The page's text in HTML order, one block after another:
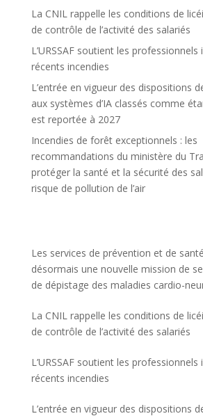
La CNIL rappelle les conditions de
de contrôle de l’activité des salariés
L’URSSAF soutient les
récents incendies
L’entrée en vigueur des dispositions
aux systèmes d’IA classés comme
est reportée à 2027
Incendies de forêt exceptionnels : les
recommandations du ministère du
protéger la santé et la sécurité des
risque de pollution de l’air
Les services de prévention et de
désormais une nouvelle mission de
de dépistage des maladies cardio-
La CNIL rappelle les conditions de
de contrôle de l’activité des salariés
L’URSSAF soutient les
récents incendies
L’entrée en vigueur des dispositions